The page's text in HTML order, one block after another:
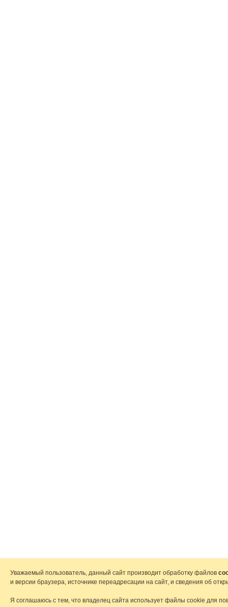
Уважаемый пользователь, данный сайт производит обработку файлов
и версии браузера, источнике переадресации на сайт, и сведения об
Я соглашаюсь с тем, что владелец сайта использует файлы cookie для